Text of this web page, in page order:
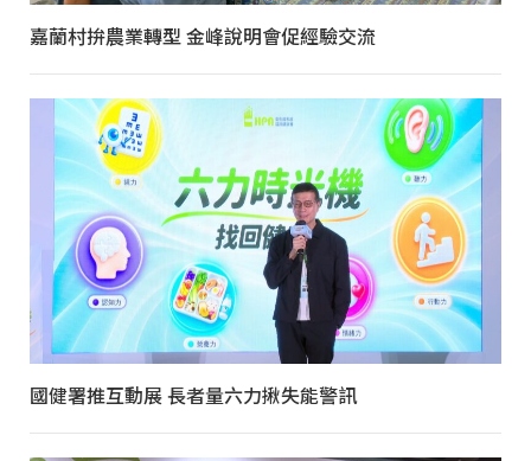
嘉蘭村拚農業轉型 金峰說明會促經驗交流
國健署推互動展 長者量六力揪失能警訊